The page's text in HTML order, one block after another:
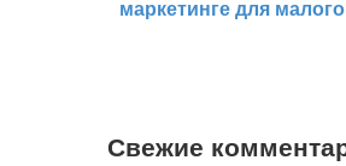
маркетинге для
Свежие